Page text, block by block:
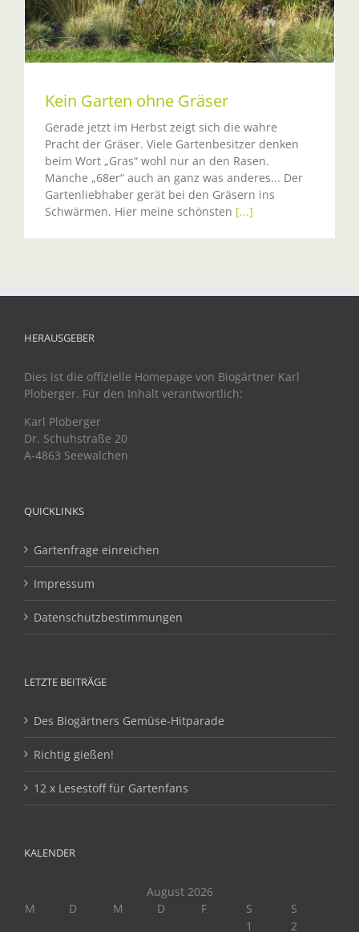
Kein Garten ohne Gräser
Gerade jetzt im Herbst zeigt sich die wahre
Pracht der Gräser. Viele Gartenbesitzer denken
beim Wort „Gras“ wohl nur an den Rasen.
Manche „68er“ auch an ganz was anderes... Der
Gartenliebhaber gerät bei den Gräsern ins
Schwärmen. Hier meine schönsten [...]
HERAUSGEBER
Dies ist die offizielle Homepage von Biogärtner Karl
Ploberger. Für den Inhalt verantwortlich:
Karl Ploberger
Dr. Schuhstraße 20
A-4863 Seewalchen
QUICKLINKS
Gartenfrage einreichen
Impressum
Datenschutzbestimmungen
LETZTE BEITRÄGE
Des Biogärtners Gemüse-Hitparade
Richtig gießen!
12 x Lesestoff für Gartenfans
KALENDER
August 2026
M
D M D F S
S
1
2